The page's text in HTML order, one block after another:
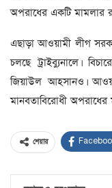
অপরাধের একটি মামলার
এছাড়া আওয়ামী লীগ
চলছে ট্রাইব্যুনালে।
জিয়াউল আহসানও।
মানবতাবিরোধী অপরাধের
শেয়ার